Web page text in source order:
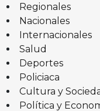
Regionales
Nacionales
Internacionales
Salud
Deportes
Policiaca
Cultura y
Política y